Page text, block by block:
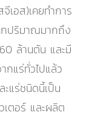
เอส)เคยทำการ
กปริมาณมากถึง
ล้านตัน และมี
กแร่ทั่วไปแล้ว
แร่ชนิดนี้เป็น
ตอร์ และผลิต